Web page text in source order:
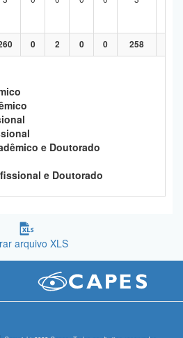
0 2 0 0 258
e Doutorado
e Doutorado
arquivo XLS